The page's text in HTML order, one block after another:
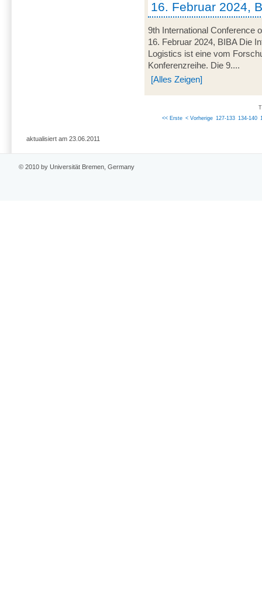
16. Februar 2024,
9th International Conference
16. Februar 2024, BIBA Die
Logistics ist eine vom
Konferenzreihe. Die 9....
[Alles Zeigen]
<< Erste < Vorherige 127-133 134-140
aktualisiert am 23.06.2011
© 2010 by Universität Bremen, Germany